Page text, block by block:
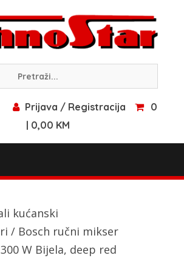
Prijava / Registracija
0
| 0,00 KM
kućanski
/ Bosch ručni mikser
W Bijela, deep red